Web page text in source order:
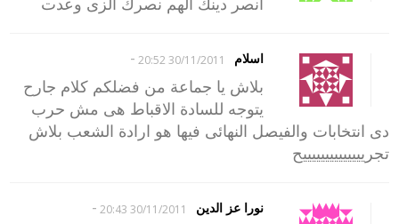
اسلام 30/11/2011 20:52
-
بلاش يا جماعة من فضلكم كلام جارح
يتوجه للسادة الاقباط هى مش حرب
دى انتخابات والفيصل النهائى فيها هو ارادة الشعب بلاش
تجرييييييييييييييح
نورا عز الدين 30/11/2011 20:43
-